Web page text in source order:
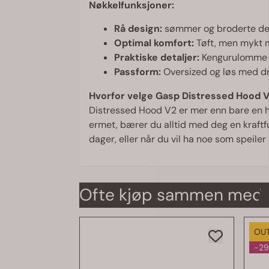
Nøkkelfunksjoner:
Rå design: sømmer og broderte
Optimal komfort:Tøft, men mykt
Praktiske detaljer:
Passform:Oversized og løs med
Hvorfor velge Gasp Distressed Hood
Distressed Hood V2 er mer enn bare
ermet, bærer du alltid med deg en
dager, eller når du vil ha noe som
Ofte kjøp sammen med
-